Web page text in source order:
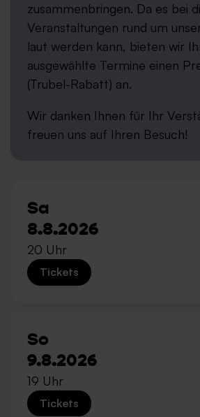
zusammenbringen. Da es bei
Veranstaltungen rund um
laut werden kann, bieten wir
ausgewählte Termine einen
(Trubel-Rabatt) an.
Wir danken Ihnen für Ihr
freuen uns auf Ihren Besuch!
Sa
8.8.2026
20 Uhr
Tickets
So
9.8.2026
19 Uhr
Tickets